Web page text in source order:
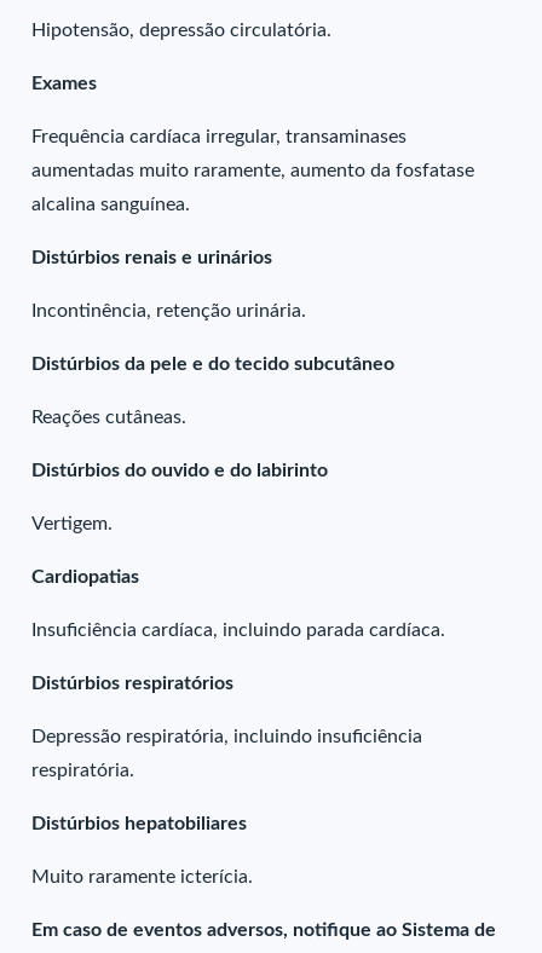
Hipotensão, depressão circulatória.
Exames
Frequência cardíaca irregular, transaminases
aumentadas muito raramente, aumento da fosfatase
alcalina sanguínea.
Distúrbios renais e urinários
Incontinência, retenção urinária.
Distúrbios da pele e do tecido subcutâneo
Reações cutâneas.
Distúrbios do ouvido e do labirinto
Vertigem.
Cardiopatias
Insuficiência cardíaca, incluindo parada cardíaca.
Distúrbios respiratórios
Depressão respiratória, incluindo insuficiência
respiratória.
Distúrbios hepatobiliares
Muito raramente icterícia.
Em caso de eventos adversos, notifique ao Sistema de